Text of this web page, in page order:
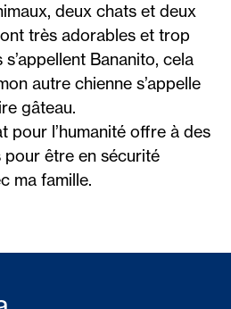
deux chats et deux
très adorables et trop
Bananito, cela
autre chienne s’appelle
gâteau.
pour l’humanité offre à des
pour être en sécurité
ma famille.